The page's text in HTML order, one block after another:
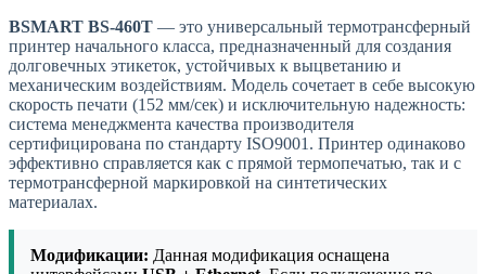
BSMART BS-460T — это универсальный термотрансферный
принтер начального класса, предназначенный для создания
долговечных этикеток, устойчивых к выцветанию и
механическим воздействиям. Модель сочетает в себе высокую
скорость печати (152 мм/сек) и исключительную надежность:
система менеджмента качества производителя
сертифицирована по стандарту ISO9001. Принтер одинаково
эффективно справляется как с прямой термопечатью, так и с
термотрансферной маркировкой на синтетических
материалах.
Модификации: Данная модификация оснащена